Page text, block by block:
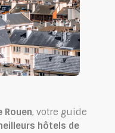
Rouen, votre guide
hôtels de